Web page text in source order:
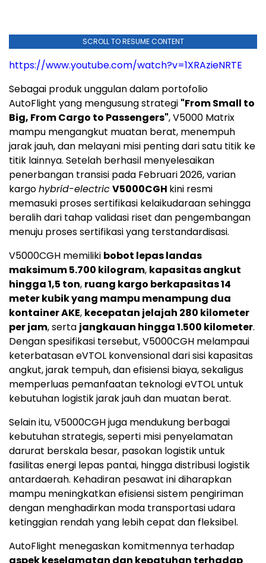
SCROLL TO RESUME CONTENT
https://www.youtube.com/watch?v=1XRAzieNRTE
Sebagai produk unggulan dalam portofolio
AutoFlight yang mengusung strategi "From Small to
Big, From Cargo to Passengers", V5000 Matrix
mampu mengangkut muatan berat, menempuh
jarak jauh, dan melayani misi penting dari satu titik ke
titik lainnya. Setelah berhasil menyelesaikan
penerbangan transisi pada Februari 2026, varian
kargohybrid-electricV5000CGH kini resmi
memasuki proses sertifikasi kelaikudaraan sehingga
beralih dari tahap validasi riset dan pengembangan
menuju proses sertifikasi yang terstandardisasi.
V5000CGH memiliki bobot lepas landas
maksimum 5.700 kilogram, kapasitas angkut
hingga 1,5 ton, ruang kargo berkapasitas 14
meter kubik yang mampu menampung dua
kontainer AKE, kecepatan jelajah 280 kilometer
per jam, serta jangkauan hingga 1.500 kilometer.
Dengan spesifikasi tersebut, V5000CGH melampaui
keterbatasan eVTOL konvensional dari sisi kapasitas
angkut, jarak tempuh, dan efisiensi biaya, sekaligus
memperluas pemanfaatan teknologi eVTOL untuk
kebutuhan logistik jarak jauh dan muatan berat.
Selain itu, V5000CGH juga mendukung berbagai
kebutuhan strategis, seperti misi penyelamatan
darurat berskala besar, pasokan logistik untuk
fasilitas energi lepas pantai, hingga distribusi logistik
antardaerah. Kehadiran pesawat ini diharapkan
mampu meningkatkan efisiensi sistem pengiriman
dengan menghadirkan moda transportasi udara
ketinggian rendah yang lebih cepat dan fleksibel.
AutoFlight menegaskan komitmennya terhadap